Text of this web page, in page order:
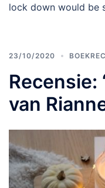
lock down would be
23/10/2020
Recensie:
van